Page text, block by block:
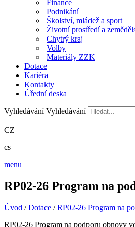
Finance
Podnikání
Školství, mládež a sport
Životní prostředí a
Chytrý kraj
Volby
Materiály ZZK
Dotace
Kariéra
Kontakty
Úřední deska
Vyhledávání Vyhledávání
CZ
cs
menu
RP02-26 Program na
Úvod /Dotace /RP02-26 Program na
RP02-26 Program na podporu obnovy